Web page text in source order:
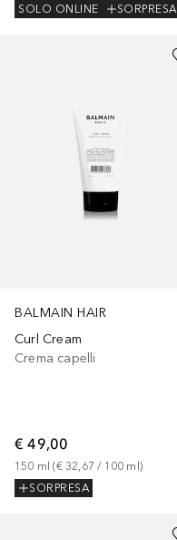
SOLO ONLINE
SORPRESA
BALMAIN HAIR
Curl Cream
Crema capelli
€ 49,00
150 ml (€ 32,67 / 100 ml )
SORPRESA